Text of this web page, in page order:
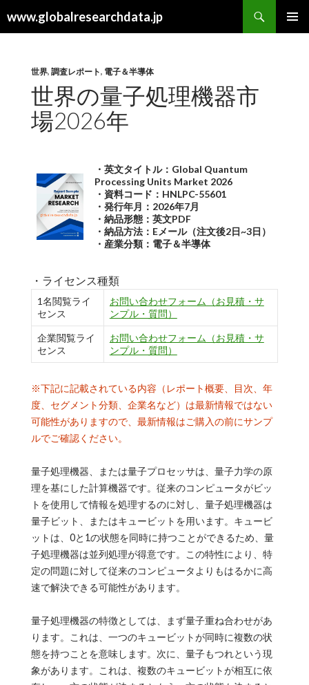
www.globalresearchdata.jp
索
世界, 調査レポート, 電子＆半導体
世界の量子処理機器市
場2026年
・英文タイトル：Global Quantum
Processing Units Market 2026
・資料コード：HNLPC-55601
・発行年月：2026年7月
・納品形態：英文PDF
・納品方法：Eメール（注文後2日~3日）
・産業分類：電子＆半導体
・ライセンス種類
1名閲覧ライ
センス
お問い合わせフォーム（お見積・サ
ンプル・質問）
企業閲覧ライ
センス
お問い合わせフォーム（お見積・サ
ンプル・質問）
※下記に記載されている内容（レポート概要、目次、年
度、セグメント分類、企業名など）は最新情報ではない
可能性がありますので、最新情報はご購入の前にサンプ
ルでご確認ください。
量子処理機器、または量子プロセッサは、量子力学の原
理を基にした計算機器です。従来のコンピュータがビッ
トを使用して情報を処理するのに対し、量子処理機器は
量子ビット、またはキュービットを用います。キュービ
ットは、0と1の状態を同時に持つことができるため、量
子処理機器は並列処理が得意です。この特性により、特
定の問題に対して従来のコンピュータよりもはるかに高
速で解決できる可能性があります。
量子処理機器の特徴としては、まず量子重ね合わせがあ
ります。これは、一つのキュービットが同時に複数の状
態を持つことを意味します。次に、量子もつれという現
象があります。これは、複数のキュービットが相互に依